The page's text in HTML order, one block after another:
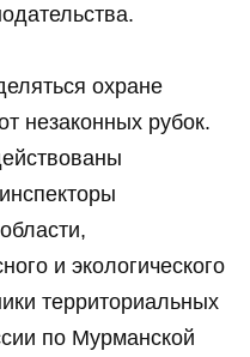
охране
незаконных рубок.
и экологического
территориальных
по Мурманской